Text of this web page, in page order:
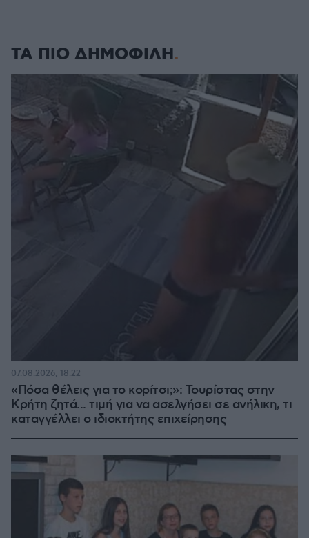
ΤΑ ΠΙΟ ΔΗΜΟΦΙΛΗ
«Πόσα θέλεις για το κορίτσι;»: Τουρίστας στην
Κρήτη ζητά... τιμή για να ασελγήσει σε ανήλικη, τι
καταγγέλλει ο ιδιοκτήτης επιχείρησης
07.08.2026, 18:22